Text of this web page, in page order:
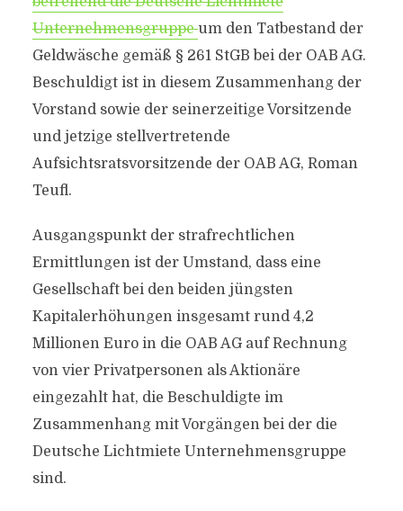
Unternehmensgruppeum den Tatbestand der
Geldwäsche gemäß § 261 StGB bei der OAB AG.
Beschuldigt ist in diesem Zusammenhang der
Vorstand sowie der seinerzeitige Vorsitzende
und jetzige stellvertretende
Aufsichtsratsvorsitzende der OAB AG, Roman
Teufl.
Ausgangspunkt der strafrechtlichen
Ermittlungen ist der Umstand, dass eine
Gesellschaft bei den beiden jüngsten
Kapitalerhöhungen insgesamt rund 4,2
Millionen Euro in die OAB AG auf Rechnung
von vier Privatpersonen als Aktionäre
eingezahlt hat, die Beschuldigte im
Zusammenhang mit Vorgängen bei der die
Deutsche Lichtmiete Unternehmensgruppe
sind.